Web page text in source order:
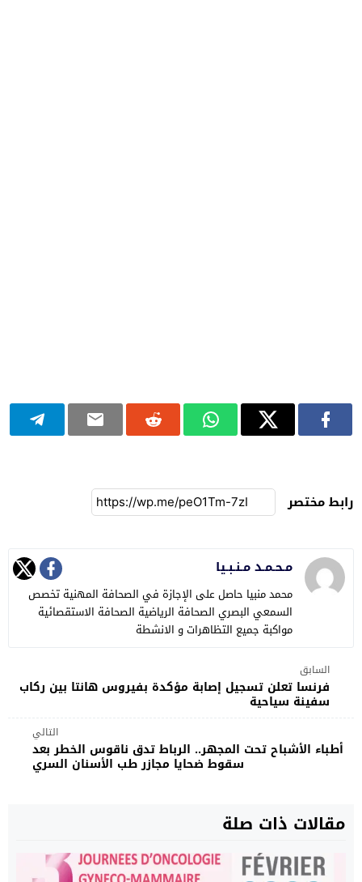
رابط مختصر
مـحـمـد مـنـبـيا
محمد منبيا حاصل على الإجازة في الصحافة المهنية تخصص
السمعي البصري الصحافة الرياضية الصحافة الاستقصائية
مواكبة جميع التظاهرات و الانشطة
السابق
فرنسا تعلن تسجيل إصابة مؤكدة بفيروس هانتا بين ركاب
سفينة سياحية
التالي
أطباء الأشباح تحت المجهر.. الرباط تدق ناقوس الخطر بعد
سقوط ضحايا مجازر طب الأسنان السري
مقالات ذات صلة